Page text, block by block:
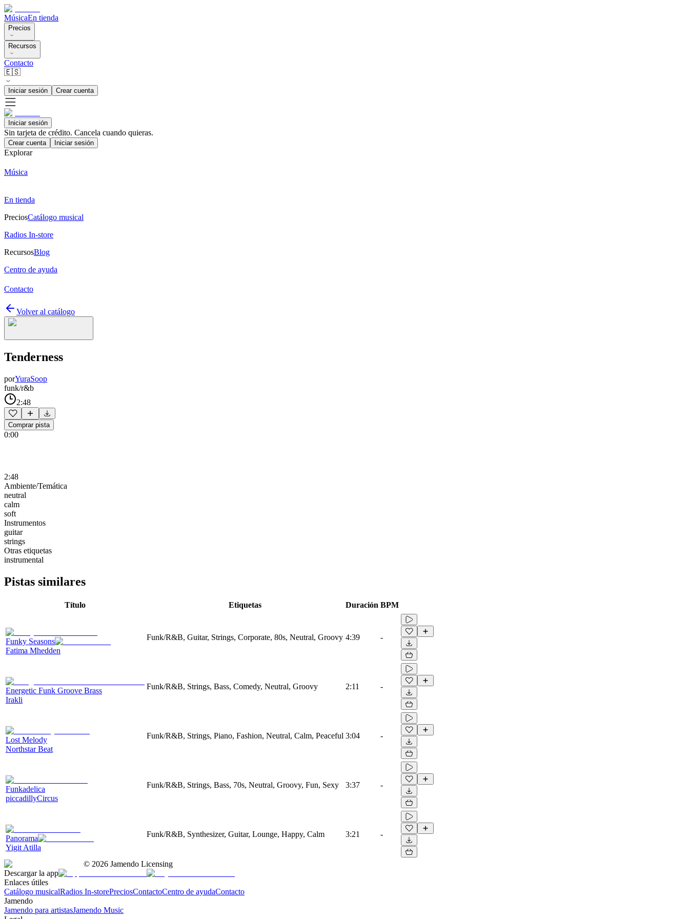
MúsicaEn tienda
Precios
Recursos
Contacto
🇪🇸
Iniciar sesión Crear cuenta
Iniciar sesión
Sin tarjeta de crédito. Cancela cuando quieras.
Crear cuenta Iniciar sesión
Explorar
Música
En tienda
PreciosCatálogo musical
Radios In-store
RecursosBlog
Centro de ayuda
Contacto
Volver al catálogo
Tenderness
porYuraSoop
funk/r&b
2:48
Comprar pista
0:00
2:48
Ambiente/Temática
neutral
calm
soft
Instrumentos
guitar
strings
Otras etiquetas
instrumental
Pistas similares
Título Etiquetas Duración BPM
Funky Seasons
Fatima Mhedden
Funk/R&B, Guitar, Strings, Corporate, 80s, Neutral, Groovy 4:39 -
Energetic Funk Groove Brass
Irakli
Funk/R&B, Strings, Bass, Comedy, Neutral, Groovy 2:11 -
Lost Melody
Northstar Beat
Funk/R&B, Strings, Piano, Fashion, Neutral, Calm, Peaceful 3:04 -
Funkadelica
piccadillyCircus
Funk/R&B, Strings, Bass, 70s, Neutral, Groovy, Fun, Sexy 3:37 -
Panorama
Yigit Atilla
Funk/R&B, Synthesizer, Guitar, Lounge, Happy, Calm 3:21 -
© 2026 Jamendo Licensing
Descargar la app
Enlaces útiles
Catálogo musicalRadios In-storePreciosContactoCentro de ayudaContacto
Jamendo
Jamendo para artistasJamendo Music